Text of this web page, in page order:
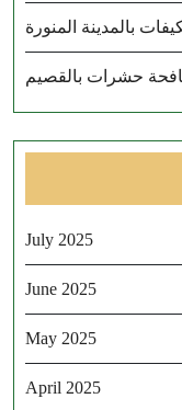
بالمدينة المنورة
حشرات بالقصيم
July 2025
June 2025
May 2025
April 2025